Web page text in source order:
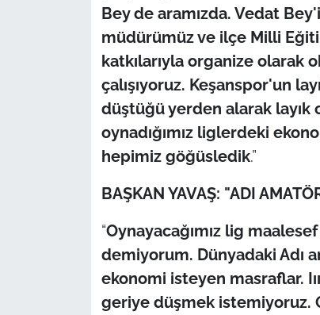
Bey de aramızda. Vedat
müdürümüz ve ilçe Milli
katkılarıyla organize olarak
çalışıyoruz. Keşanspor'un
düştüğü yerden alarak layık
oynadığımız liglerdeki
hepimiz göğüsledik.”
BAŞKAN YAVAŞ: "ADI
“Oynayacağımız lig
demiyorum. Dünyadaki Adı
ekonomi isteyen masraflar.
geriye düşmek istemiyoruz.